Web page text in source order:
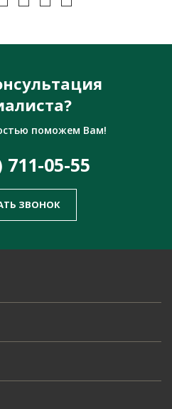
поможем Вам!
711-05-55
ЗВОНОК